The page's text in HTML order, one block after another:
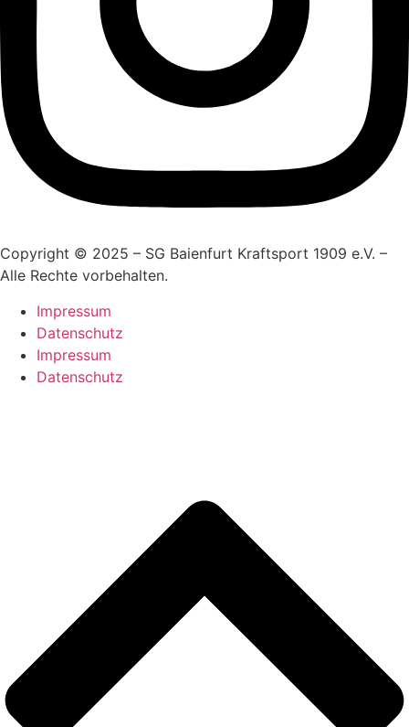
Copyright © 2025 – SG Baienfurt Kraftsport 1909 e.V. –
Alle Rechte vorbehalten.
Impressum
Datenschutz
Impressum
Datenschutz